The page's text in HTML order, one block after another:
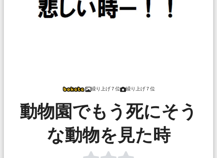
繰り上げ７位 繰り上げ７位
動物園でもう死にそう
な動物を見た時